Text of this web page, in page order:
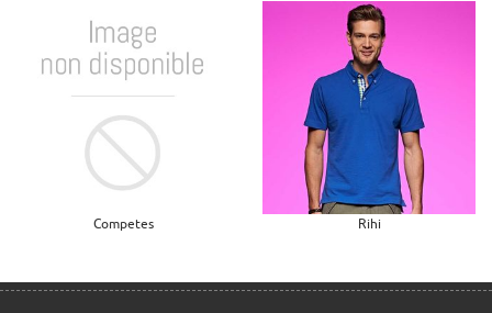
Competes Rihi